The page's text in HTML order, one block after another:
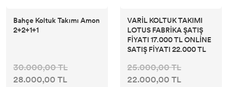
Bahçe Koltuk Takımı Amon
2+2+1+1
30.000,00 TL
28.000,00 TL
VARİL KOLTUK TAKIMI
LOTUS FABRİKA ŞATIŞ
FİYATI 17.000 TL ONLİNE
SATIŞ FİYATI 22.000 TL
25.000,00 TL
22.000,00 TL